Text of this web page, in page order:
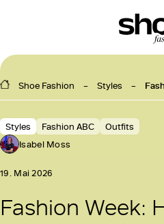
Shoe Fashion Styles
Styles Fashion ABC
Outfits
Isabel Moss
19. Mai 2026
Fashion Week: